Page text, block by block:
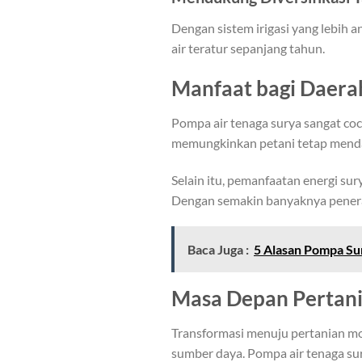
Dengan sistem irigasi yang lebih
air teratur sepanjang tahun.
Manfaat bagi
Pompa air tenaga surya sangat
memungkinkan petani tetap
Selain itu, pemanfaatan energi
Dengan semakin banyaknya
Baca Juga : 5 Alasan Pompa
Masa Depan
Transformasi menuju pertanian
sumber daya. Pompa air tenaga